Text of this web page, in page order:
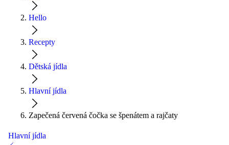
Hello
Recepty
Dětská jídla
Hlavní jídla
Zapečená červená čočka se špenátem a rajčaty
Hlavní jídla